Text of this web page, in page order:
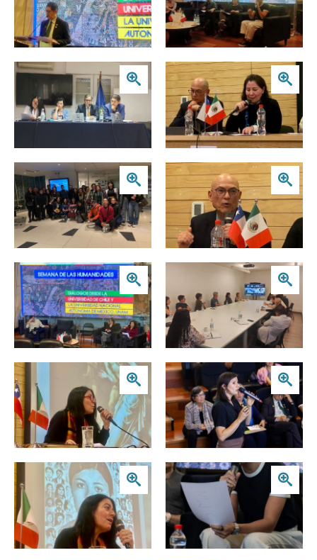
Zoom Zoom
Zoom Zoom
Zoom
Zoom Zoom
Zoom Zoom